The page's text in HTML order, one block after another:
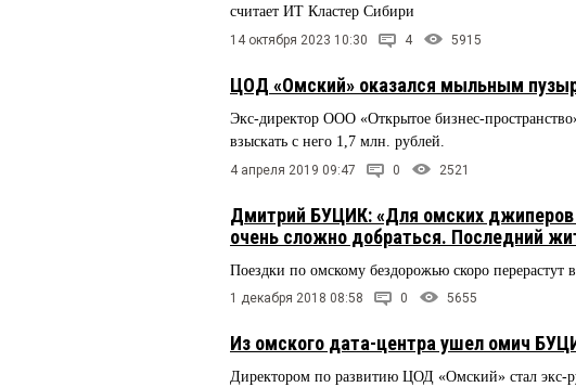
считает ИТ Кластер Сибири
14 октября 2023 10:30 4 5915
ЦОД «Омский» оказался мыльным
Экс-директор ООО «Открытое бизнес-
взыскать с него 1,7 млн. рублей.
4 апреля 2019 09:47 0 2521
Дмитрий БУЦИК: «Для омских джиперов
очень сложно добраться. Последний
Поездки по омскому бездорожью скоро перерастут
1 декабря 2018 08:58 0 5655
Из омского дата-центра ушел омич
Директором по развитию ЦОД «Омский» стал экс-